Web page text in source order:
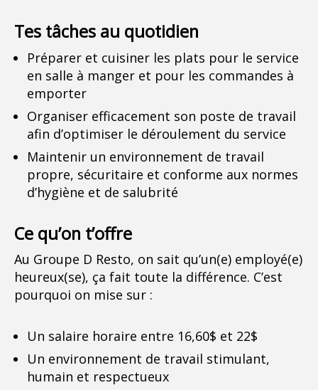
Tes tâches au quotidien
Préparer et cuisiner les plats pour le service
en salle à manger et pour les commandes à
emporter
Organiser efficacement son poste de travail
afin d’optimiser le déroulement du service
Maintenir un environnement de travail
propre, sécuritaire et conforme aux normes
d’hygiène et de salubrité
Ce qu’on t’offre
Au Groupe D Resto, on sait qu’un(e) employé(e)
heureux(se), ça fait toute la différence. C’est
pourquoi on mise sur :
Un salaire horaire entre 16,60$ et 22$
Un environnement de travail stimulant,
humain et respectueux